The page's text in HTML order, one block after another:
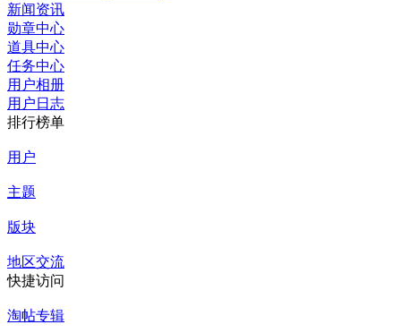
新闻资讯
勋章中心
道具中心
任务中心
用户相册
用户日志
排行榜单
用户
主题
版块
地区交流
快捷访问
淘帖专辑